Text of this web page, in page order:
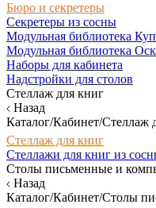
Бюро и секретеры
Секретеры из сосны
Модульная библиотека
Модульная библиотека
Наборы для кабинета
Надстройки для столов
Стеллаж для книг
Назад
Каталог/Кабинет/Стеллаж
Стеллаж для книг
Стеллажи для книг из
Столы письменные и
Назад
Каталог/Кабинет/Столы